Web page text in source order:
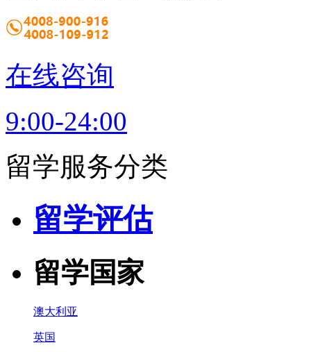
在线咨询
9:00-24:00
留学服务分类
留学评估
留学国家
澳大利亚
英国